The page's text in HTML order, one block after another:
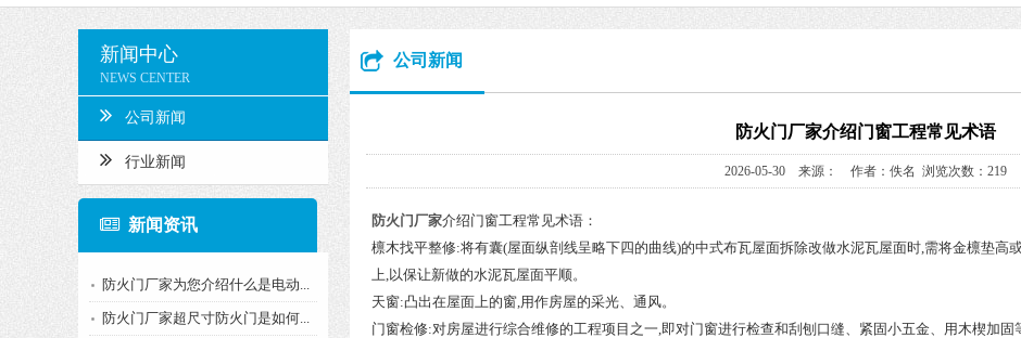
新闻中心
NEWS CENTER
公司新闻
行业新闻
新闻资讯
防火门厂家为您介绍什么是电动...
防火门厂家超尺寸防火门是如何...
公司新闻
防火门厂家介绍门窗工程常见术语
2026-05-30 来源： 作者：佚名 浏览次数：219
防火门厂家介绍门窗工程常见术语：
檩木找平整修:将有囊(屋面纵剖线呈略下四的曲线)的中式布瓦屋面拆除改做水泥瓦屋面时,需将金檩垫高
上,以保让新做的水泥瓦屋面平顺。
天窗:凸出在屋面上的窗,用作房屋的采光、通风。
门窗检修:对房屋进行综合维修的工程项目之一,即对门窗进行检查和刮刨口缝、紧固小五金、用木楔加固